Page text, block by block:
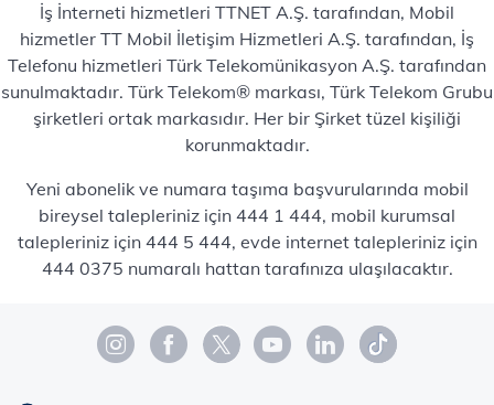
İş İnterneti hizmetleri TTNET A.Ş. tarafından, Mobil
hizmetler TT Mobil İletişim Hizmetleri A.Ş. tarafından, İş
Telefonu hizmetleri Türk Telekomünikasyon A.Ş. tarafından
sunulmaktadır. Türk Telekom® markası, Türk Telekom Grubu
şirketleri ortak markasıdır. Her bir Şirket tüzel kişiliği
korunmaktadır.
Yeni abonelik ve numara taşıma başvurularında mobil
bireysel talepleriniz için 444 1 444, mobil kurumsal
talepleriniz için 444 5 444, evde internet talepleriniz için
444 0375 numaralı hattan tarafınıza ulaşılacaktır.